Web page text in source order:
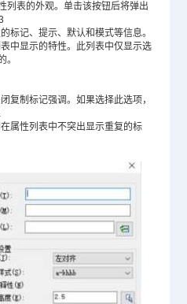
列表的外观。单击该按钮后将弹出
标记、提示、默认和模式等信息。
中显示的特性。此列表中仅显示选
。
复制标记强调。如果选择此选项，
属性列表中不突出显示重复的标